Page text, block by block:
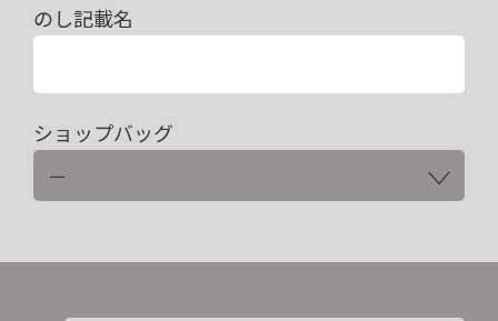
のし記載名
ショップバッグ